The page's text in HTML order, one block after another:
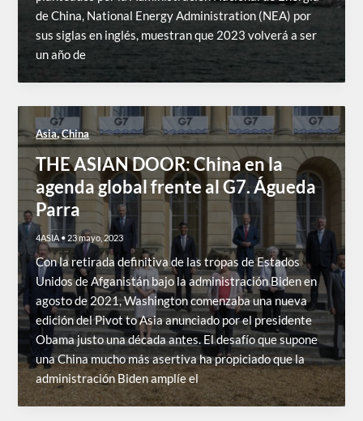
de China, National Energy Administration (NEA) por
sus siglas en inglés, muestran que 2023 volverá a ser
un año de
Asia,China
THE ASIAN DOOR: China en la
agenda global frente al G7. Águeda
Parra
4ASIA • 23 mayo, 2023
Con la retirada definitiva de las tropas de Estados
Unidos de Afganistán bajo la administración Biden en
agosto de 2021, Washington comenzaba una nueva
edición del Pivot to Asia anunciado por el presidente
Obama justo una década antes. El desafío que supone
una China mucho más asertiva ha propiciado que la
administración Biden amplíe el